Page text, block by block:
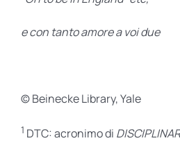
e con tanto amore a voi due
© Beinecke Library, Yale
1 DTC: acronimo di